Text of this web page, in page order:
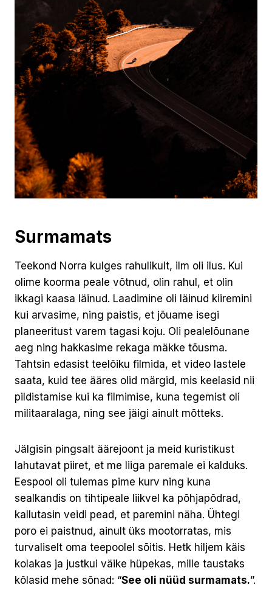
Surmamats
Teekond Norra kulges rahulikult, ilm oli ilus. Kui
olime koorma peale võtnud, olin rahul, et olin
ikkagi kaasa läinud. Laadimine oli läinud kiiremini
kui arvasime, ning paistis, et jõuame isegi
planeeritust varem tagasi koju. Oli pealelõunane
aeg ning hakkasime rekaga mäkke tõusma.
Tahtsin edasist teelõiku filmida, et video lastele
saata, kuid tee ääres olid märgid, mis keelasid nii
pildistamise kui ka filmimise, kuna tegemist oli
militaaralaga, ning see jäigi ainult mõtteks.
Jälgisin pingsalt äärejoont ja meid kuristikust
lahutavat piiret, et me liiga paremale ei kalduks.
Eespool oli tulemas pime kurv ning kuna
sealkandis on tihtipeale liikvel ka põhjapõdrad,
kallutasin veidi pead, et paremini näha. Ühtegi
poro ei paistnud, ainult üks mootorratas, mis
turvaliselt oma teepoolel sõitis. Hetk hiljem käis
kolakas ja justkui väike hüpekas, mille taustaks
kõlasid mehe sõnad: “See oli nüüd surmamats.”.